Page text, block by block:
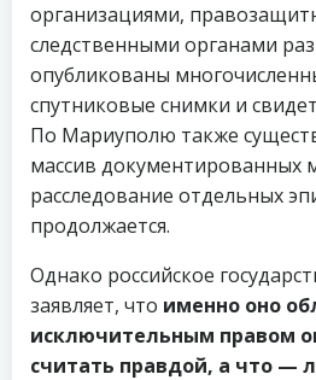
организациями,
следственными органами
опубликованы
спутниковые снимки и
По Мариуполю также
массив документированных
расследование отдельных
продолжается.
Однако российское
заявляет, что именно оно
исключительным правом
считать правдой, а что —